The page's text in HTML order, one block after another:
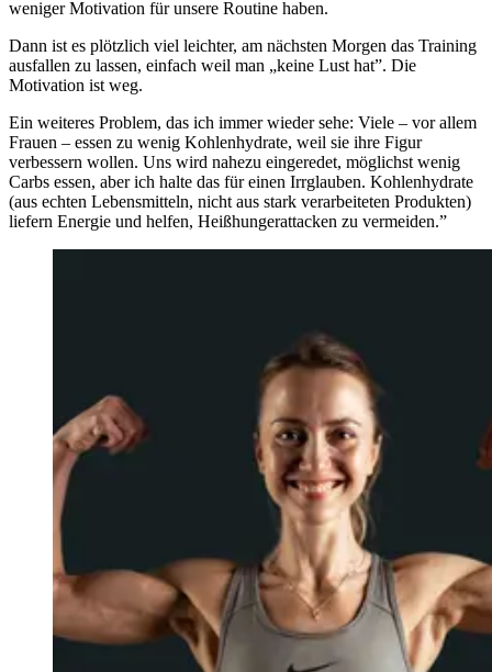
weniger Motivation für unsere Routine haben.
Dann ist es plötzlich viel leichter, am nächsten Morgen das Training
ausfallen zu lassen, einfach weil man „keine Lust hat”. Die
Motivation ist weg.
Ein weiteres Problem, das ich immer wieder sehe: Viele – vor allem
Frauen – essen zu wenig Kohlenhydrate, weil sie ihre Figur
verbessern wollen. Uns wird nahezu eingeredet, möglichst wenig
Carbs essen, aber ich halte das für einen Irrglauben. Kohlenhydrate
(aus echten Lebensmitteln, nicht aus stark verarbeiteten Produkten)
liefern Energie und helfen, Heißhungerattacken zu vermeiden.”